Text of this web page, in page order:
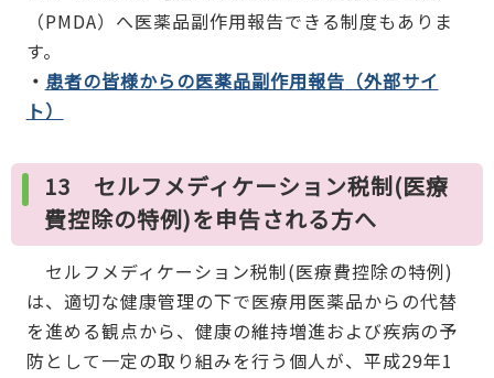
（PMDA）へ医薬品副作用報告できる制度もありま
す。
・ 患者の皆様からの医薬品副作用報告 （外部サイ
ト）
13 セルフメディケーション税制(医療
費控除の特例)を申告される方へ
セルフメディケーション税制(医療費控除の特例)
は、適切な健康管理の下で医療用医薬品からの代替
を進める観点から、健康の維持増進および疾病の予
防として一定の取り組みを行う個人が、平成29年1